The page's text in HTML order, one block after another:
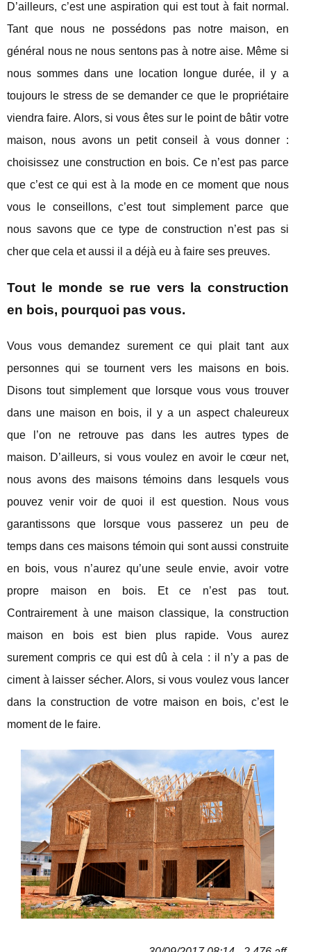
D’ailleurs, c’est une aspiration qui est tout à fait normal.
Tant que nous ne possédons pas notre maison, en
général nous ne nous sentons pas à notre aise. Même si
nous sommes dans une location longue durée, il y a
toujours le stress de se demander ce que le propriétaire
viendra faire. Alors, si vous êtes sur le point de bâtir votre
maison, nous avons un petit conseil à vous donner :
choisissez une construction en bois. Ce n’est pas parce
que c’est ce qui est à la mode en ce moment que nous
vous le conseillons, c’est tout simplement parce que
nous savons que ce type de construction n’est pas si
cher que cela et aussi il a déjà eu à faire ses preuves.
Tout le monde se rue vers la construction
en bois, pourquoi pas vous.
Vous vous demandez surement ce qui plait tant aux
personnes qui se tournent vers les maisons en bois.
Disons tout simplement que lorsque vous vous trouver
dans une maison en bois, il y a un aspect chaleureux
que l’on ne retrouve pas dans les autres types de
maison. D’ailleurs, si vous voulez en avoir le cœur net,
nous avons des maisons témoins dans lesquels vous
pouvez venir voir de quoi il est question. Nous vous
garantissons que lorsque vous passerez un peu de
temps dans ces maisons témoin qui sont aussi construite
en bois, vous n’aurez qu’une seule envie, avoir votre
propre maison en bois. Et ce n’est pas tout.
Contrairement à une maison classique, la construction
maison en bois est bien plus rapide. Vous aurez
surement compris ce qui est dû à cela : il n’y a pas de
ciment à laisser sécher. Alors, si vous voulez vous lancer
dans la construction de votre maison en bois, c’est le
moment de le faire.